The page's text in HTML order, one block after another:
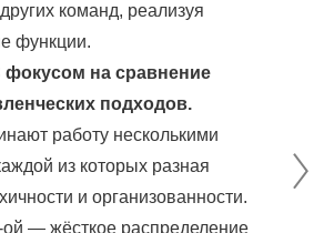
команд, реализуя
функции.
фокусом на сравнение
подходов.
работу несколькими
из которых разная
и организованности.
― жёсткое распределение